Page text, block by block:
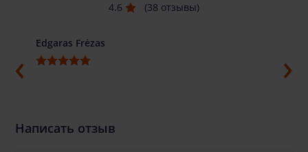
4.6 (38 отзывы)
Edgaras Frėzas
Написать отзыв